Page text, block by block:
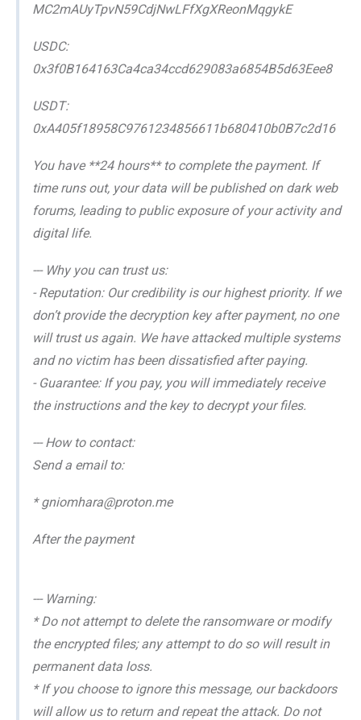
MC2mAUyTpvN59CdjNwLFfXgXReonMqgykE
USDC:
0x3f0B164163Ca4ca34ccd629083a6854B5d63Eee8
USDT:
0xA405f18958C9761234856611b680410b0B7c2d16
You have **24 hours** to complete the payment. If
time runs out, your data will be published on dark web
forums, leading to public exposure of your activity and
digital life.
--- Why you can trust us:
- Reputation: Our credibility is our highest priority. If we
don’t provide the decryption key after payment, no one
will trust us again. We have attacked multiple systems
and no victim has been dissatisfied after paying.
- Guarantee: If you pay, you will immediately receive
the instructions and the key to decrypt your files.
--- How to contact:
Send a email to:
* gniomhara@proton.me
After the payment
--- Warning:
* Do not attempt to delete the ransomware or modify
the encrypted files; any attempt to do so will result in
permanent data loss.
* If you choose to ignore this message, our backdoors
will allow us to return and repeat the attack. Do not